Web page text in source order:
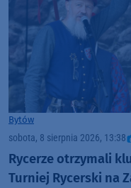
Bytów
sobota, 8 sierpnia 2026, 13:38
Rycerze otrzymali
Turniej Rycerski na